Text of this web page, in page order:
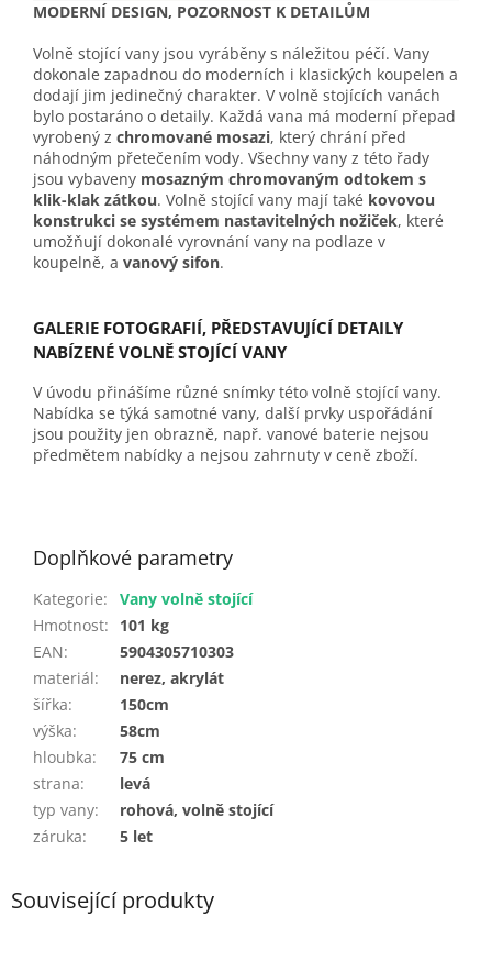
MODERNÍ DESIGN, POZORNOST K DETAILŮM
Volně stojící vany jsou vyráběny s náležitou péčí. Vany
dokonale zapadnou do moderních i klasických koupelen a
dodají jim jedinečný charakter. V volně stojících vanách
bylo postaráno o detaily. Každá vana má moderní přepad
vyrobený z chromované mosazi, který chrání před
náhodným přetečením vody. Všechny vany z této řady
jsou vybaveny mosazným chromovaným odtokem s
klik-klak zátkou. Volně stojící vany mají také kovovou
konstrukci se systémem nastavitelných nožiček, které
umožňují dokonalé vyrovnání vany na podlaze v
koupelně, a vanový sifon.
GALERIE FOTOGRAFIÍ, PŘEDSTAVUJÍCÍ DETAILY
NABÍZENÉ VOLNĚ STOJÍCÍ VANY
V úvodu přinášíme různé snímky této volně stojící vany.
Nabídka se týká samotné vany, další prvky uspořádání
jsou použity jen obrazně, např. vanové baterie nejsou
předmětem nabídky a nejsou zahrnuty v ceně zboží.
Doplňkové parametry
Kategorie:
Vany volně stojící
Hmotnost:
101 kg
EAN:
5904305710303
materiál:
nerez, akrylát
šířka:
150cm
výška:
58cm
hloubka:
75 cm
strana:
levá
typ vany:
rohová, volně stojící
záruka: 5 let
Související produkty